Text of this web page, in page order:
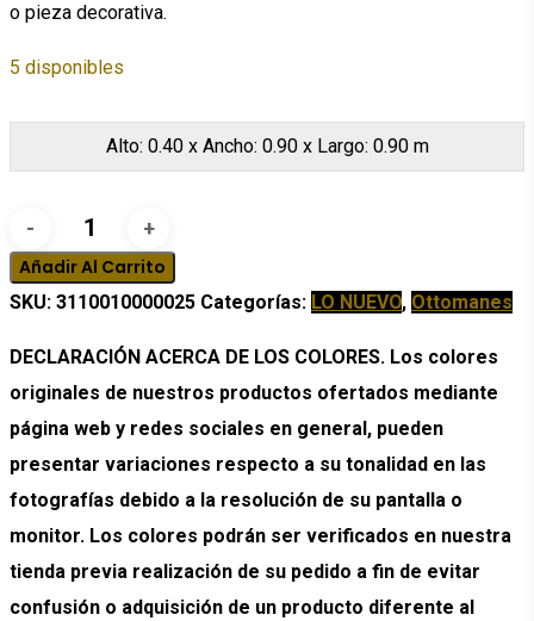
o pieza decorativa.
5 disponibles
Alto: 0.40 x Ancho: 0.90 x Largo: 0.90 m
Ottoman
Isa
cantidad
Añadir Al Carrito
SKU: 3110010000025 Categorías: LO NUEVO, Ottomanes
DECLARACIÓN ACERCA DE LOS COLORES. Los colores
originales de nuestros productos ofertados mediante
página web y redes sociales en general, pueden
presentar variaciones respecto a su tonalidad en las
fotografías debido a la resolución de su pantalla o
monitor. Los colores podrán ser verificados en nuestra
tienda previa realización de su pedido a fin de evitar
confusión o adquisición de un producto diferente al